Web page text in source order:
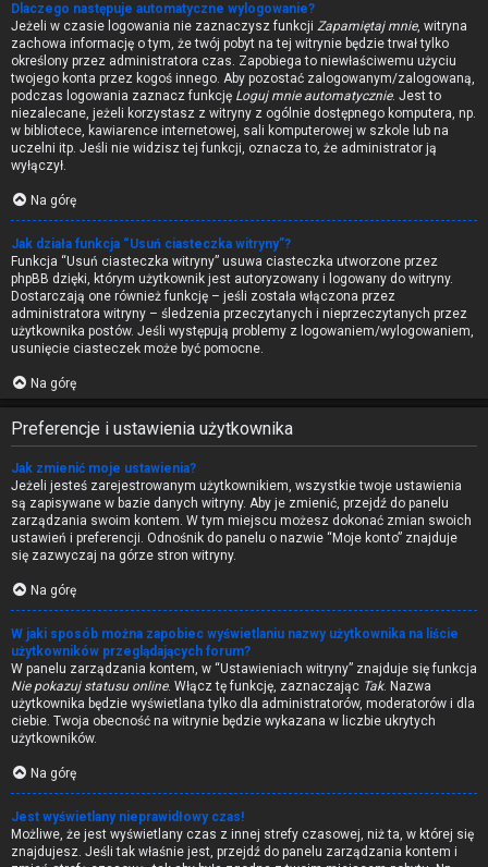
Dlaczego następuje automatyczne wylogowanie?
Jeżeli w czasie logowania nie zaznaczysz funkcji Zapamiętaj mnie, witryna
zachowa informację o tym, że twój pobyt na tej witrynie będzie trwał tylko
określony przez administratora czas. Zapobiega to niewłaściwemu użyciu
twojego konta przez kogoś innego. Aby pozostać zalogowanym/zalogowaną,
podczas logowania zaznacz funkcję Loguj mnie automatycznie. Jest to
niezalecane, jeżeli korzystasz z witryny z ogólnie dostępnego komputera, np.
w bibliotece, kawiarence internetowej, sali komputerowej w szkole lub na
uczelni itp. Jeśli nie widzisz tej funkcji, oznacza to, że administrator ją
wyłączył.
Na górę
Jak działa funkcja “Usuń ciasteczka witryny”?
Funkcja “Usuń ciasteczka witryny” usuwa ciasteczka utworzone przez
phpBB dzięki, którym użytkownik jest autoryzowany i logowany do witryny.
Dostarczają one również funkcję – jeśli została włączona przez
administratora witryny – śledzenia przeczytanych i nieprzeczytanych przez
użytkownika postów. Jeśli występują problemy z logowaniem/wylogowaniem,
usunięcie ciasteczek może być pomocne.
Na górę
Preferencje i ustawienia użytkownika
Jak zmienić moje ustawienia?
Jeżeli jesteś zarejestrowanym użytkownikiem, wszystkie twoje ustawienia
są zapisywane w bazie danych witryny. Aby je zmienić, przejdź do panelu
zarządzania swoim kontem. W tym miejscu możesz dokonać zmian swoich
ustawień i preferencji. Odnośnik do panelu o nazwie “Moje konto” znajduje
się zazwyczaj na górze stron witryny.
Na górę
W jaki sposób można zapobiec wyświetlaniu nazwy użytkownika na liście
użytkowników przeglądających forum?
W panelu zarządzania kontem, w “Ustawieniach witryny” znajduje się funkcja
Nie pokazuj statusu online. Włącz tę funkcję, zaznaczając Tak. Nazwa
użytkownika będzie wyświetlana tylko dla administratorów, moderatorów i dla
ciebie. Twoja obecność na witrynie będzie wykazana w liczbie ukrytych
użytkowników.
Na górę
Jest wyświetlany nieprawidłowy czas!
Możliwe, że jest wyświetlany czas z innej strefy czasowej, niż ta, w której się
znajdujesz. Jeśli tak właśnie jest, przejdź do panelu zarządzania kontem i